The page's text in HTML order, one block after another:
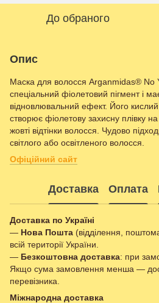
До обраного
Опис
Маска для волосся Arganmidas® No
спеціальний фіолетовий пігмент і
відновлювальний ефект. Його
створює фіолетову захисну плівку
жовті відтінки волосся. Чудово
світлого або освітленого волосся.
Офіційний сайт
Доставка Оплата
Доставка по Україні
— Нова Пошта (відділення,
всій території України.
— Безкоштовна доставка: при
Якщо сума замовлення менша —
перевізника.
Міжнародна доставка